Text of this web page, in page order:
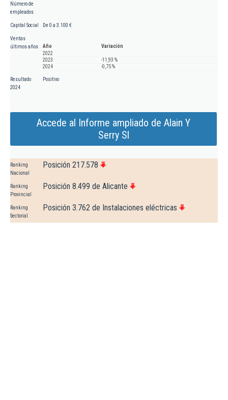
Número de
empleados
Capital Social De 0 a 3.100 €
Ventas
últimos años
Año
Variación
2022
2023
-11,93 %
2024
-0,75 %
Resultado
2024
Positivo
Accede al Informe ampliado de Alain Y
Serry Sl
Ranking
Nacional
Posición 217.578
Ranking
Provincial
Posición 8.499 de Alicante
Ranking
Sectorial
Posición 3.762 de Instalaciones eléctricas